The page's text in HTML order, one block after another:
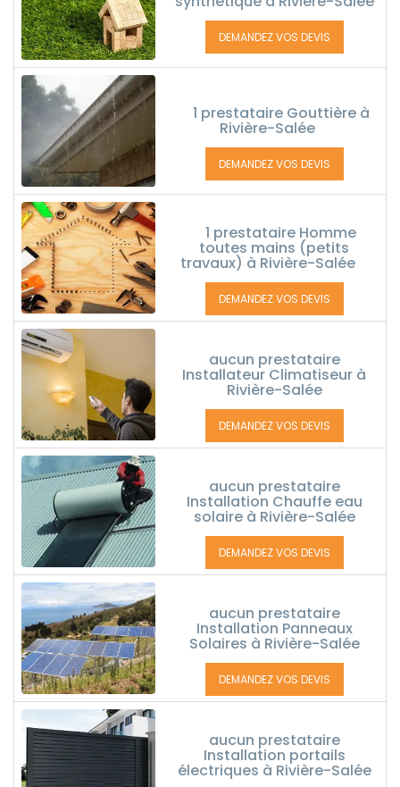
DEMANDEZ VOS DEVIS
1 prestataire Gouttière à
Rivière-Salée
DEMANDEZ VOS DEVIS
1 prestataire Homme
toutes mains (petits
travaux) à Rivière-Salée
DEMANDEZ VOS DEVIS
aucun prestataire
Installateur Climatiseur à
Rivière-Salée
DEMANDEZ VOS DEVIS
aucun prestataire
Installation Chauffe eau
solaire à Rivière-Salée
DEMANDEZ VOS DEVIS
aucun prestataire
Installation Panneaux
Solaires à Rivière-Salée
DEMANDEZ VOS DEVIS
aucun prestataire
Installation portails
électriques à Rivière-Salée